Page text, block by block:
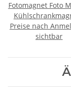
Fotomagnet Foto
Nürnberg
Preise nach
sichtbar